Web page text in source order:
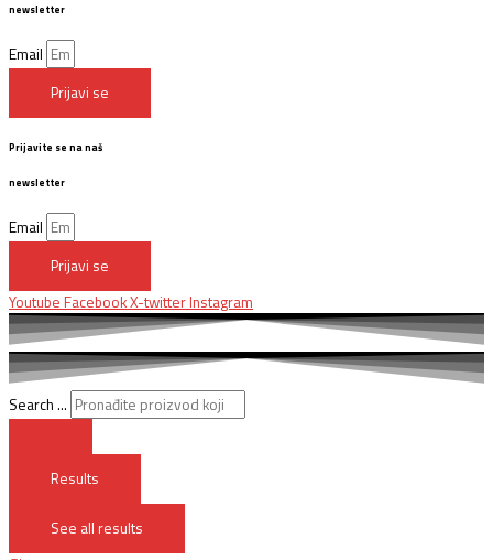
newsletter
Email
Prijavi se
Prijavite se na naš
newsletter
Email
Prijavi se
Youtube FacebookX-twitter Instagram
Search ...
Results
See all results